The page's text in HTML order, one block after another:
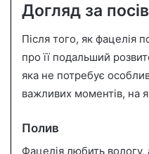
Догляд за
Після того, як фацелія
про її подальший
яка не потребує
важливих моментів, на
Полив
Фацелія любить